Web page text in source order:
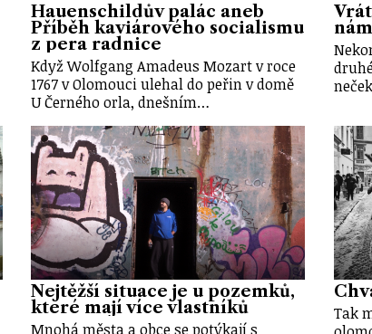
Hauenschildův palác aneb
Příběh kaviárového socialismu
z pera radnice
Když Wolfgang Amadeus Mozart v roce
1767 v Olomouci ulehal do peřin v domě
U Černého orla, dnešním…
Nejtěžší situace je u pozemků,
které mají více vlastníků
Mnohá města a obce se potýkají s
Tak